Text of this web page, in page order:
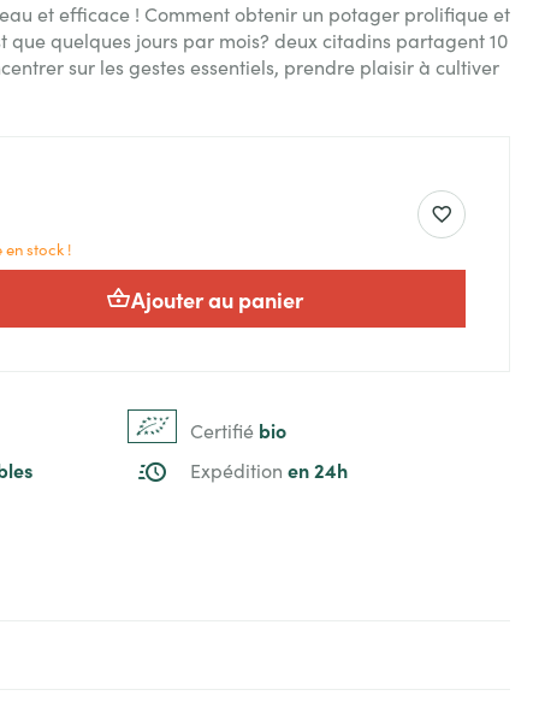
et efficace ! Comment obtenir un potager prolifique et
que quelques jours par mois? deux citadins partagent 10
sur les gestes essentiels, prendre plaisir à cultiver
en stock !
Ajouter au panier
Certifié bio
Expédition en 24h